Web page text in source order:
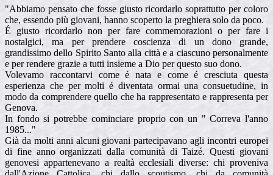
"Abbiamo pensato che fosse giusto ricordarlo soprattutto per coloro
che, essendo più giovani, hanno scoperto la preghiera solo da poco.
É giusto ricordarlo non per fare commemorazioni o per fare i
nostalgici, ma per prendere coscienza di un dono grande,
grandissimo dello Spirito Santo alla città e a ciascuno personalmente
e per rendere grazie a tutti insieme a Dio per questo suo dono.
Volevamo raccontarvi come é nata e come é cresciuta questa
esperienza che per molti é diventata ormai una consuetudine, in
modo da comprendere quello che ha rappresentato e rappresenta per
Genova.
In fondo si potrebbe cominciare proprio con un " Correva l'anno
1985..."
Già da molti anni alcuni giovani partecipavano agli incontri europei
di fine anno organizzati dalla comunità di Taizé. Questi giovani
genovesi appartenevano a realtà ecclesiali diverse: chi proveniva